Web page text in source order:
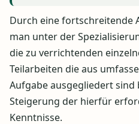
Durch eine fortschreitende
man unter der
die zu verrichtenden
Teilarbeiten die aus
Aufgabe ausgegliedert sind
Steigerung der hierfür
Kenntnisse.